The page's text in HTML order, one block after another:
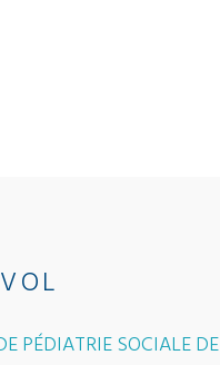
PÉDIATRIE SOCIALE DE